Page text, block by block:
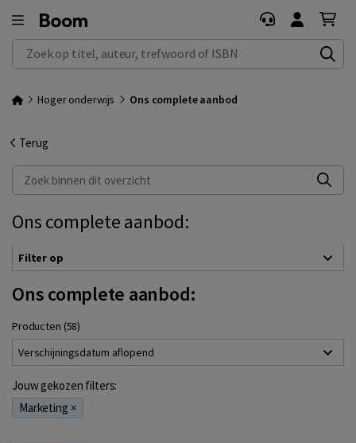
Zoek op titel, auteur, trefwoord of ISBN
Hoger onderwijs Ons complete aanbod
Terug
Zoek binnen dit overzicht
Ons complete aanbod:
Filter op
Ons complete aanbod:
Producten (58)
Verschijningsdatum aflopend
Jouw gekozen filters:
Marketing ×